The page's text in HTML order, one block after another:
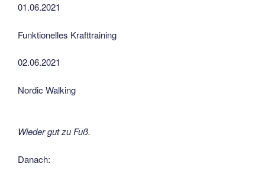
01.06.2021
Funktionelles Krafttraining
02.06.2021
Nordic Walking
Wieder gut zu Fuß.
Danach: